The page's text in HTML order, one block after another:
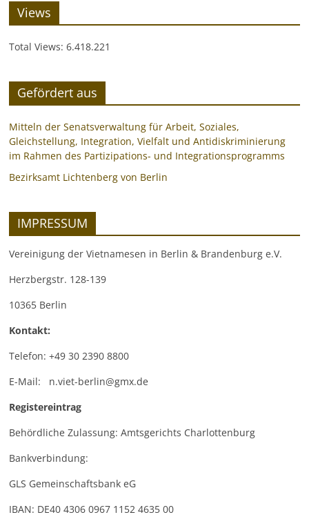
Views
Total Views:6.418.221
Gefördert aus
Mitteln der Senatsverwaltung für Arbeit, Soziales,
Gleichstellung, Integration, Vielfalt und Antidiskriminierung
im Rahmen des Partizipations- und Integrationsprogramms
Bezirksamt Lichtenberg von Berlin
IMPRESSUM
Vereinigung der Vietnamesen in Berlin & Brandenburg e.V.
Herzbergstr. 128-139
10365 Berlin
Kontakt:
Telefon: +49 30 2390 8800
E-Mail: n.viet-berlin@gmx.de
Registereintrag
Behördliche Zulassung: Amtsgerichts Charlottenburg
Bankverbindung:
GLS Gemeinschaftsbank eG
IBAN: DE40 4306 0967 1152 4635 00